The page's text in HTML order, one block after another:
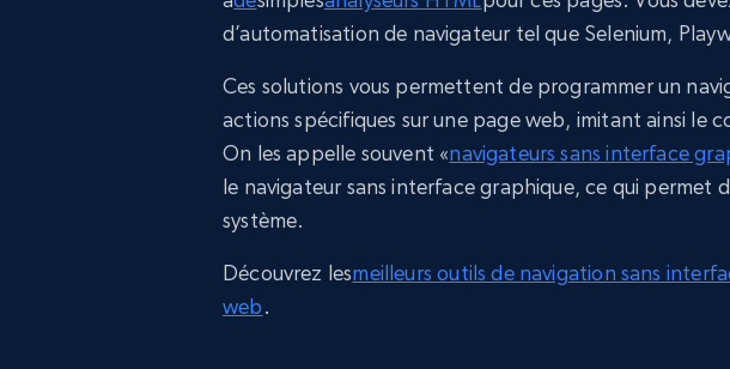
d’automatisation de navigateur tel que Selenium,
Ces solutions vous permettent de programmer un
actions spécifiques sur une page web, imitant ainsi le
On les appelle souvent «navigateurs sans interface
le navigateur sans interface graphique, ce qui permet
système.
Découvrez lesmeilleurs outils de navigation sans
web.